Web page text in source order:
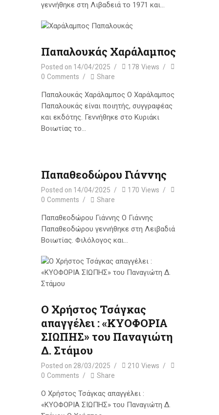
γεννήθηκε στη Λιβαδειά το 1971 και…
Παπαλουκάς Χαράλαμπος
Posted on 14/04/2025 178 Views
0 Comments Share
Παπαλουκάς Χαράλαμπος Ο Χαράλαμπος
Παπαλουκάς είναι ποιητής, συγγραφέας
και εκδότης. Γεννήθηκε στο Κυριάκι
Βοιωτίας το…
Παπαθεοδώρου Γιάννης
Posted on 14/04/2025 170 Views
0 Comments Share
Παπαθεοδώρου Γιάννης Ο Γιάννης
Παπαθεοδώρου γεννήθηκε στη Λειβαδιά
Βοιωτίας. Φιλόλογος και…
Ο Χρήστος Τσάγκας
απαγγέλει : «ΚΥΟΦΟΡΙΑ
ΣΙΩΠΗΣ» του Παναγιώτη
Δ. Στάμου
Posted on 28/03/2025 210 Views
0 Comments Share
Ο Χρήστος Τσάγκας απαγγέλει :
«ΚΥΟΦΟΡΙΑ ΣΙΩΠΗΣ» του Παναγιώτη Δ.